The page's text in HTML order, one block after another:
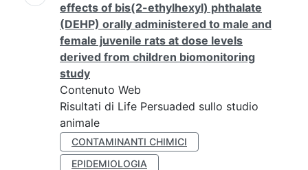
effects of bis(2-ethylhexyl) phthalate
(DEHP) orally administered to male and
female juvenile rats at dose levels
derived from children biomonitoring
study
Contenuto Web
Risultati di Life Persuaded sullo studio
animale
CONTAMINANTI CHIMICI
EPIDEMIOLOGIA